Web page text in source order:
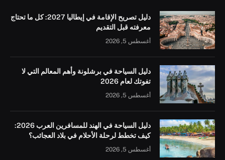
دليل تصريح الإقامة في إيطاليا 2027: كل ما تحتاج
معرفته قبل التقديم
أغسطس 5, 2026
دليل السياحة في برشلونة وأهم المعالم التي لا
تفوتك لعام 2026
أغسطس 5, 2026
دليل السياحة في الهند للمسافرين العرب 2026:
كيف تخطط لرحلة الأحلام في بلاد العجائب؟
أغسطس 5, 2026